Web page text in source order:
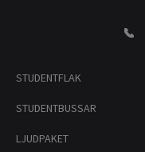
STUDENTFLAK
STUDENTBUSSAR
LJUDPAKET